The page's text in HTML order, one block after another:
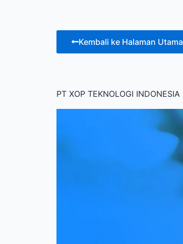
Kembali ke Halaman Utama
PT XOP TEKNOLOGI INDONESIA